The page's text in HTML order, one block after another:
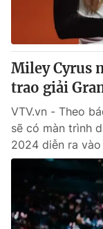
Miley Cyrus
trao giải
VTV.vn - Theo
sẽ có màn trình
2024 diễn ra